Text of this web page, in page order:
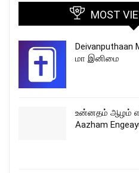
MOST
மா இனிமை
உன்னதம் ஆழம்
Aazham